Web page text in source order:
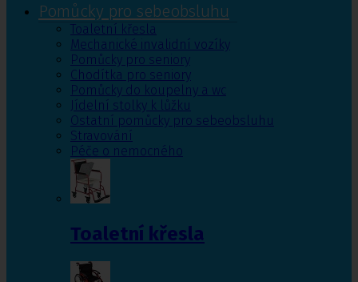
Pomůcky pro sebeobsluhu
Toaletní křesla
Mechanické invalidní vozíky
Pomůcky pro seniory
Chodítka pro seniory
Pomůcky do koupelny a wc
Jídelní stolky k lůžku
Ostatní pomůcky pro sebeobsluhu
Stravování
Péče o nemocného
Toaletní křesla